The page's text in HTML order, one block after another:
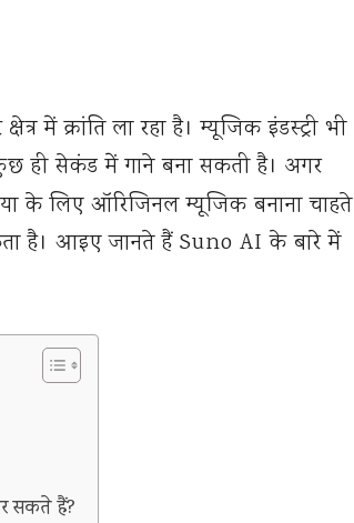
क्रांति ला रहा है। म्यूजिक इंडस्ट्री भी
ही सेकंड में गाने बना सकती है। अगर
के लिए ऑरिजिनल म्यूजिक बनाना चाहते
है। आइए जानते हैं Suno AI के बारे में
सकते हैं?